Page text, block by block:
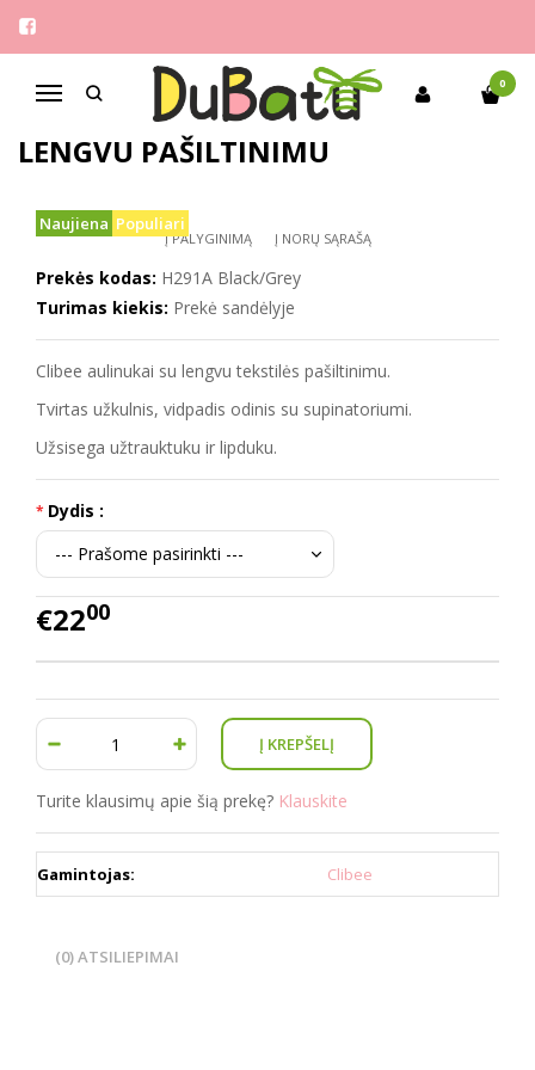
Navigacija
0
Pagrindinis
Clibee 21-26 aulinukai su lengvu pašiltinimu
CLIBEE 21-26 AULINUKAI SU
LENGVU PAŠILTINIMU
Naujiena Populiari
Į PALYGINIMĄ Į NORŲ SĄRAŠĄ
Prekės kodas: H291A Black/Grey
Turimas kiekis: Prekė sandėlyje
Clibee aulinukai su lengvu tekstilės pašiltinimu.
Tvirtas užkulnis, vidpadis odinis su supinatoriumi.
Užsisega užtrauktuku ir lipduku.
Dydis :
€2200
Turite klausimų apie šią prekę? Klauskite
Gamintojas: Clibee
(0) ATSILIEPIMAI